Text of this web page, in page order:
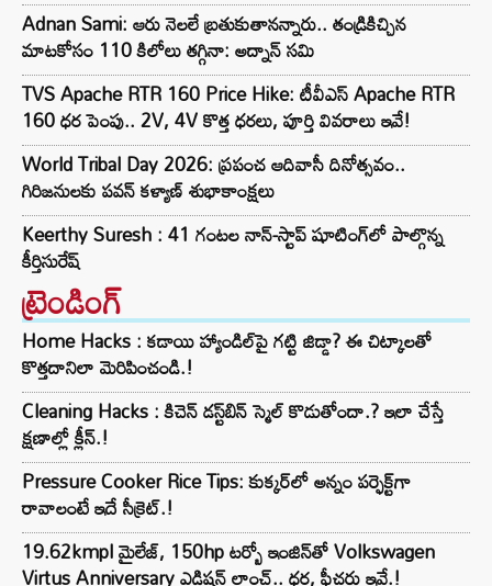
Adnan Sami: ఆరు నెలలే బ్రతుకుతానన్నారు.. తండ్రికిచ్చిన
మాటకోసం 110 కిలోలు తగ్గినా: అద్నాన్ సమి
TVS Apache RTR 160 Price Hike: టీవీఎస్ Apache RTR
160 ధర పెంపు.. 2V, 4V కొత్త ధరలు, పూర్తి వివరాలు ఇవే!
World Tribal Day 2026: ప్రపంచ ఆదివాసీ దినోత్సవం..
గిరిజనులకు పవన్ కళ్యాణ్ శుభాకాంక్షలు
Keerthy Suresh : 41 గంటల నాన్-స్టాప్ షూటింగ్‌లో పాల్గొన్న
కీర్తిసురేష్‌
ట్రెండింగ్‌
Home Hacks : కడాయి హ్యాండిల్‌పై గట్టి జిడ్డా? ఈ చిట్కాలతో
కొత్తదానిలా మెరిపించండి.!
Cleaning Hacks : కిచెన్ డస్ట్‌బిన్ స్మెల్ కొడుతోందా.? ఇలా చేస్తే
క్షణాల్లో క్లీన్.!
Pressure Cooker Rice Tips: కుక్కర్‌లో అన్నం పర్ఫెక్ట్‌గా
రావాలంటే ఇదే సీక్రెట్.!
19.62kmpl మైలేజ్, 150hp టర్బో ఇంజిన్‌తో Volkswagen
Virtus Anniversary ఎడిషన్ లాంచ్.. ధర, ఫీచర్లు ఇవే.!